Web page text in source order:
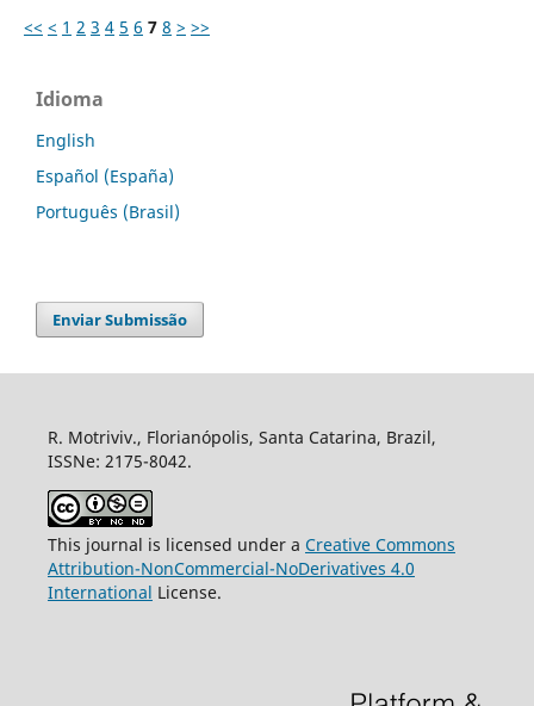
<< < 1 2 3 4 5 6 7 8 > >>
Idioma
English
Español (España)
Português (Brasil)
Enviar Submissão
R. Motriviv., Florianópolis, Santa Catarina, Brazil,
ISSNe: 2175-8042.
This journal is licensed under a Creative Commons
Attribution-NonCommercial-NoDerivatives 4.0
International License.